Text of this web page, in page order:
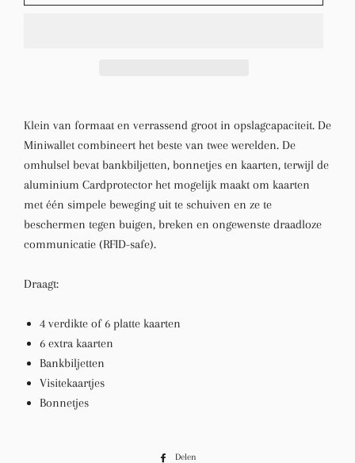
Klein van formaat en verrassend groot in opslagcapaciteit. De
Miniwallet combineert het beste van twee werelden. De
omhulsel bevat bankbiljetten, bonnetjes en kaarten, terwijl de
aluminium Cardprotector het mogelijk maakt om kaarten
met één simpele beweging uit te schuiven en ze te
beschermen tegen buigen, breken en ongewenste draadloze
communicatie (RFID-safe).
Draagt:
4 verdikte of 6 platte kaarten
6 extra kaarten
Bankbiljetten
Visitekaartjes
Bonnetjes
Delen